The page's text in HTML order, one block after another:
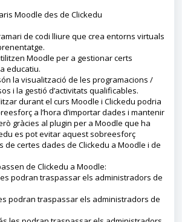
Moodle des de Clickedu
de codi lliure que crea entorns virtuals
Moodle per a gestionar certs
educatiu.
la visualització de les programacions /
i la gestió d’activitats qualificables.
durant el curs Moodle i Clickedu podria
a l’hora d’importar dades i mantenir
gràcies al plugin per a Moodle que ha
es pot evitar aquest sobreesforç
de certes dades de Clickedu a Moodle i de
de Clickedu a Moodle:
podran traspassar els administradors de
podran traspassar els administradors de